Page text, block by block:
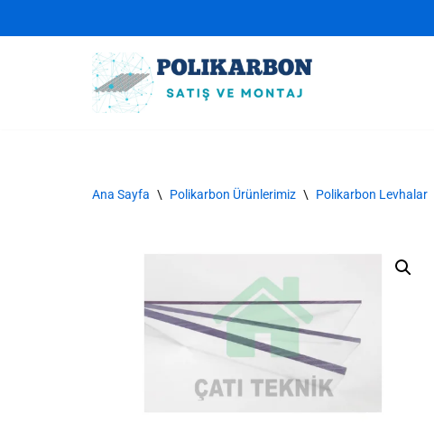
Ana Sayfa \ Polikarbon Ürünlerimiz \ Polikarbon Levhalar